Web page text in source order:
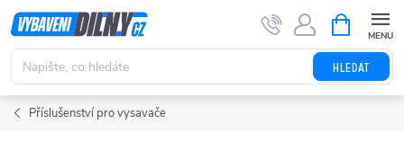
Přejít
na
obsah
HLEDAT
NÁKUPNÍ
KOŠÍK
Příslušenství pro vysavače